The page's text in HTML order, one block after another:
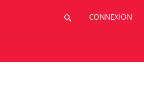
CONNEXION